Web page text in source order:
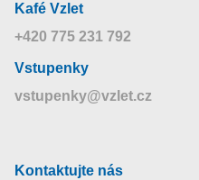
Kafé Vzlet
+420 775 231 792
Vstupenky
vstupenky@vzlet.cz
Kontaktujte nás